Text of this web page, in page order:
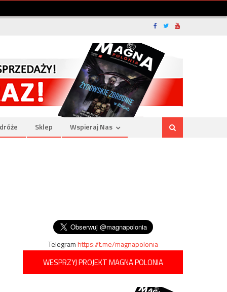
Sklep Wspieraj Nas
Telegramhttps://t.me/magnapolonia
WESPRZYJ PROJEKT MAGNA POLONIA